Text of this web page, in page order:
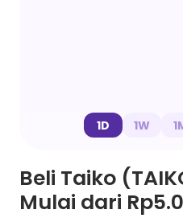
1D 1W
Beli Taiko
Mulai dari